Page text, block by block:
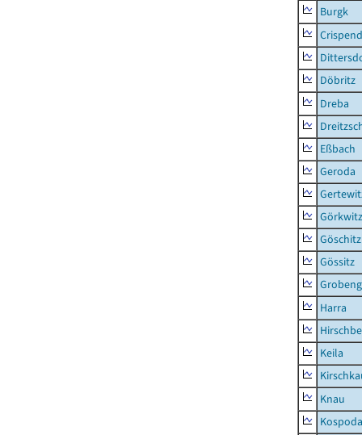
Burgk
Döbritz
Dreba
Eßbach
Geroda
Görkwitz
Göschitz
Gössitz
Harra
Keila
Knau
Kospoda